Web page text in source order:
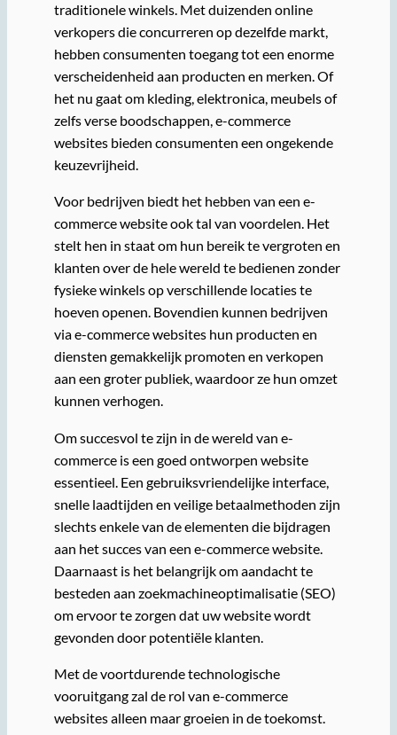
traditionele winkels. Met duizenden online
verkopers die concurreren op dezelfde markt,
hebben consumenten toegang tot een enorme
verscheidenheid aan producten en merken. Of
het nu gaat om kleding, elektronica, meubels of
zelfs verse boodschappen, e-commerce
websites bieden consumenten een ongekende
keuzevrijheid.
Voor bedrijven biedt het hebben van een e-
commerce website ook tal van voordelen. Het
stelt hen in staat om hun bereik te vergroten en
klanten over de hele wereld te bedienen zonder
fysieke winkels op verschillende locaties te
hoeven openen. Bovendien kunnen bedrijven
via e-commerce websites hun producten en
diensten gemakkelijk promoten en verkopen
aan een groter publiek, waardoor ze hun omzet
kunnen verhogen.
Om succesvol te zijn in de wereld van e-
commerce is een goed ontworpen website
essentieel. Een gebruiksvriendelijke interface,
snelle laadtijden en veilige betaalmethoden zijn
slechts enkele van de elementen die bijdragen
aan het succes van een e-commerce website.
Daarnaast is het belangrijk om aandacht te
besteden aan zoekmachineoptimalisatie (SEO)
om ervoor te zorgen dat uw website wordt
gevonden door potentiële klanten.
Met de voortdurende technologische
vooruitgang zal de rol van e-commerce
websites alleen maar groeien in de toekomst.